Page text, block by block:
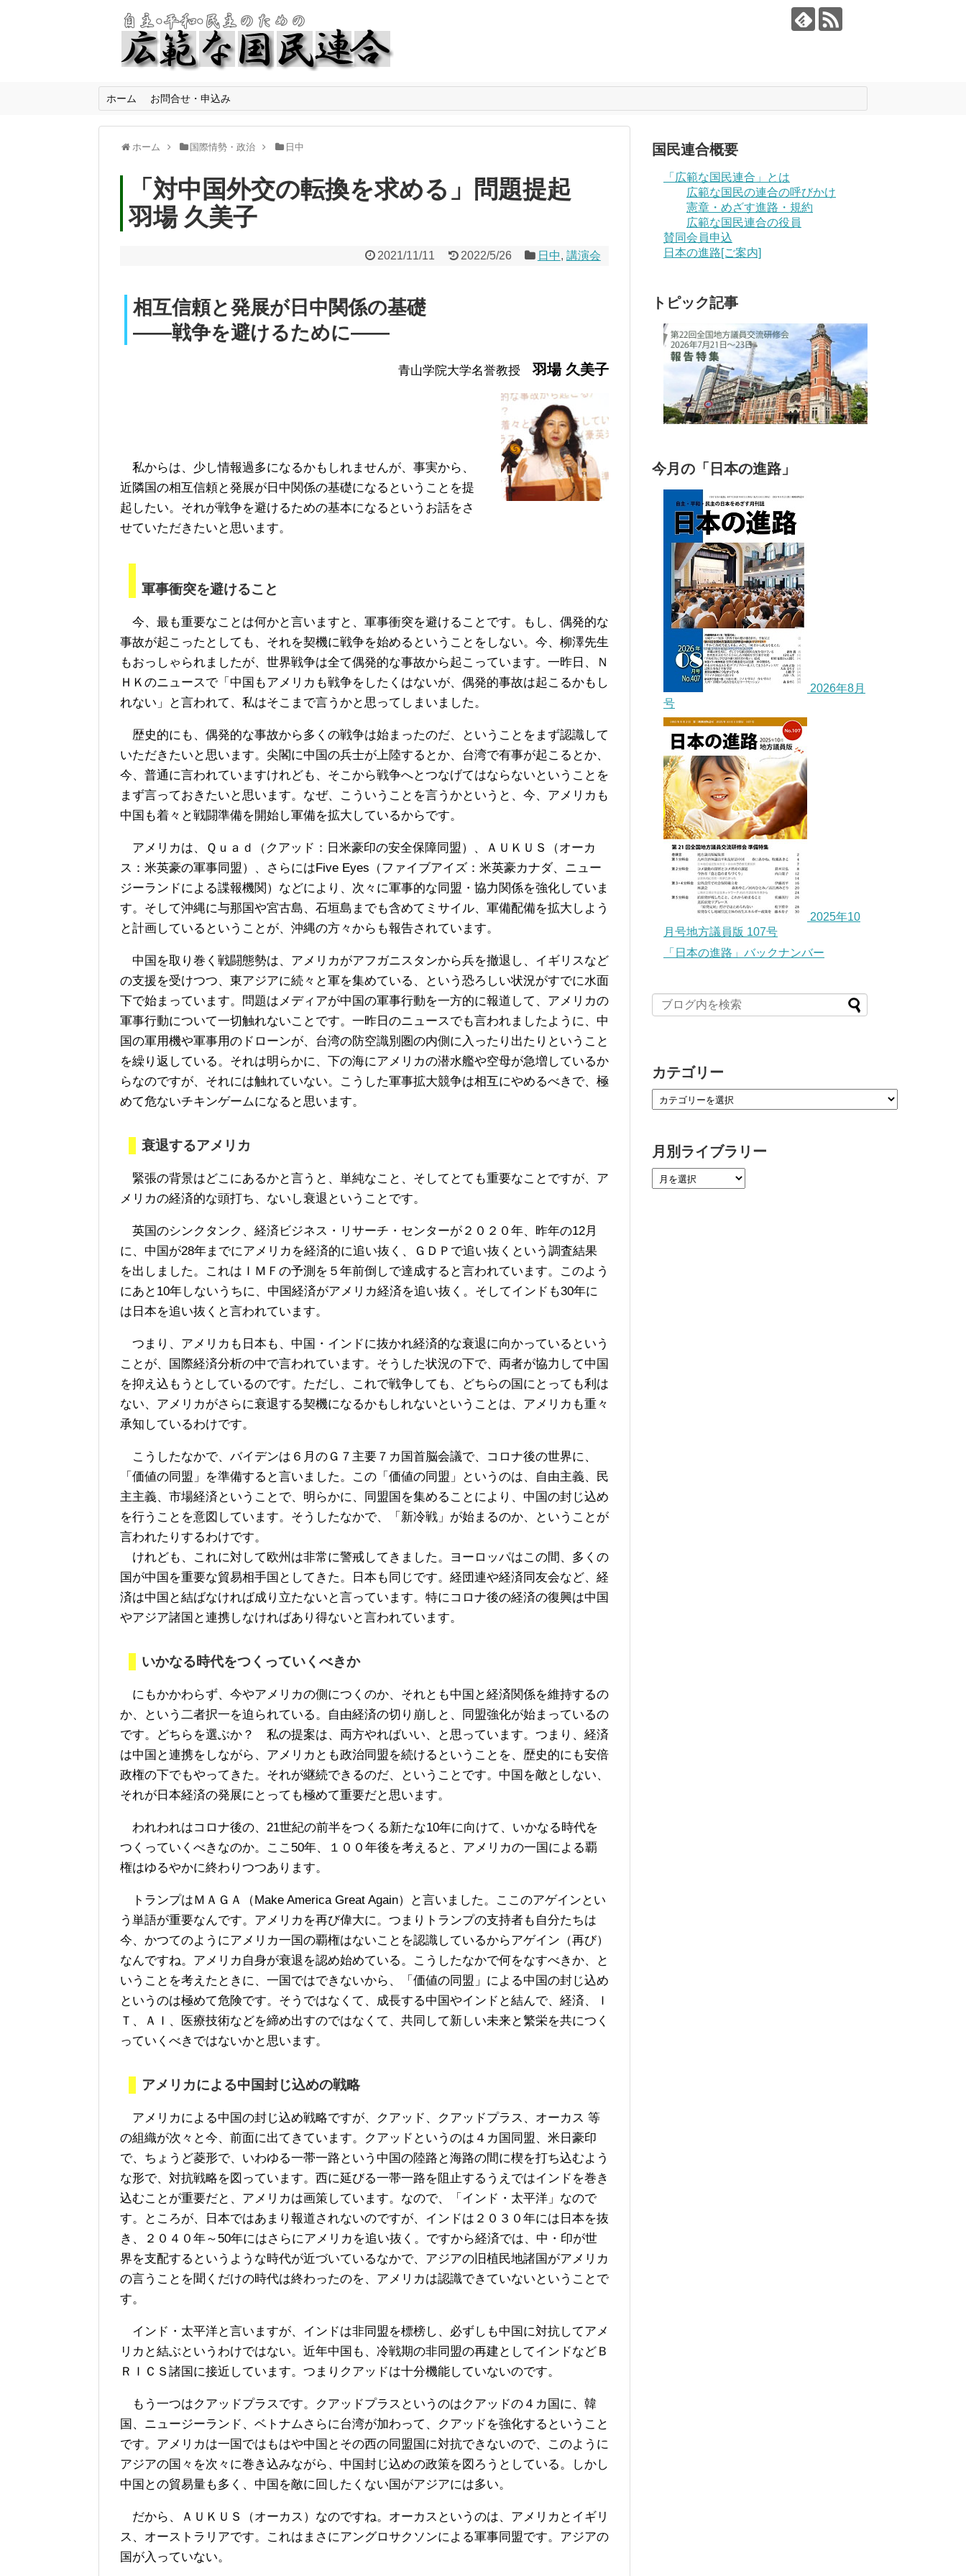
ホーム お問合せ・申込み
ホーム 国際情勢・政治 日中
「対中国外交の転換を求める」問題提起
羽場 久美子
2021/11/11 2022/5/26 日中, 講演会
相互信頼と発展が日中関係の基礎
――戦争を避けるために――
青山学院大学名誉教授羽場 久美子
私からは、少し情報過多になるかもしれませんが、事実から、
近隣国の相互信頼と発展が日中関係の基礎になるということを提
起したい。それが戦争を避けるための基本になるというお話をさ
せていただきたいと思います。
軍事衝突を避けること
今、最も重要なことは何かと言いますと、軍事衝突を避けることです。もし、偶発的な
事故が起こったとしても、それを契機に戦争を始めるということをしない。今、柳澤先生
もおっしゃられましたが、世界戦争は全て偶発的な事故から起こっています。一昨日、Ｎ
ＨＫのニュースで「中国もアメリカも戦争をしたくはないが、偶発的事故は起こるかもし
れない」と言われて、私はそこまで言うかと思ってしまいました。
歴史的にも、偶発的な事故から多くの戦争は始まったのだ、ということをまず認識して
いただきたいと思います。尖閣に中国の兵士が上陸するとか、台湾で有事が起こるとか、
今、普通に言われていますけれども、そこから戦争へとつなげてはならないということを
まず言っておきたいと思います。なぜ、こういうことを言うかというと、今、アメリカも
中国も着々と戦闘準備を開始し軍備を拡大しているからです。
アメリカは、Ｑｕａｄ（クアッド：日米豪印の安全保障同盟）、ＡＵＫＵＳ（オーカ
ス：米英豪の軍事同盟）、さらにはFive Eyes（ファイブアイズ：米英豪カナダ、ニュー
ジーランドによる諜報機関）などにより、次々に軍事的な同盟・協力関係を強化していま
す。そして沖縄に与那国や宮古島、石垣島までも含めてミサイル、軍備配備を拡大しよう
と計画しているということが、沖縄の方々からも報告されています。
中国を取り巻く戦闘態勢は、アメリカがアフガニスタンから兵を撤退し、イギリスなど
の支援を受けつつ、東アジアに続々と軍を集めている、という恐ろしい状況がすでに水面
下で始まっています。問題はメディアが中国の軍事行動を一方的に報道して、アメリカの
軍事行動について一切触れないことです。一昨日のニュースでも言われましたように、中
国の軍用機や軍事用のドローンが、台湾の防空識別圏の内側に入ったり出たりということ
を繰り返している。それは明らかに、下の海にアメリカの潜水艦や空母が急増しているか
らなのですが、それには触れていない。こうした軍事拡大競争は相互にやめるべきで、極
めて危ないチキンゲームになると思います。
衰退するアメリカ
緊張の背景はどこにあるかと言うと、単純なこと、そしてとても重要なことですが、ア
メリカの経済的な頭打ち、ないし衰退ということです。
英国のシンクタンク、経済ビジネス・リサーチ・センターが２０２０年、昨年の12月
に、中国が28年までにアメリカを経済的に追い抜く、ＧＤＰで追い抜くという調査結果
を出しました。これはＩＭＦの予測を５年前倒しで達成すると言われています。このよう
にあと10年しないうちに、中国経済がアメリカ経済を追い抜く。そしてインドも30年に
は日本を追い抜くと言われています。
つまり、アメリカも日本も、中国・インドに抜かれ経済的な衰退に向かっているという
ことが、国際経済分析の中で言われています。そうした状況の下で、両者が協力して中国
を抑え込もうとしているのです。ただし、これで戦争しても、どちらの国にとっても利は
ない、アメリカがさらに衰退する契機になるかもしれないということは、アメリカも重々
承知しているわけです。
こうしたなかで、バイデンは６月のＧ７主要７カ国首脳会議で、コロナ後の世界に、
「価値の同盟」を準備すると言いました。この「価値の同盟」というのは、自由主義、民
主主義、市場経済ということで、明らかに、同盟国を集めることにより、中国の封じ込め
を行うことを意図しています。そうしたなかで、「新冷戦」が始まるのか、ということが
言われたりするわけです。
けれども、これに対して欧州は非常に警戒してきました。ヨーロッパはこの間、多くの
国が中国を重要な貿易相手国としてきた。日本も同じです。経団連や経済同友会など、経
済は中国と結ばなければ成り立たないと言っています。特にコロナ後の経済の復興は中国
やアジア諸国と連携しなければあり得ないと言われています。
いかなる時代をつくっていくべきか
にもかかわらず、今やアメリカの側につくのか、それとも中国と経済関係を維持するの
か、という二者択一を迫られている。自由経済の切り崩しと、同盟強化が始まっているの
です。どちらを選ぶか？ 私の提案は、両方やればいい、と思っています。つまり、経済
は中国と連携をしながら、アメリカとも政治同盟を続けるということを、歴史的にも安倍
政権の下でもやってきた。それが継続できるのだ、ということです。中国を敵としない、
それが日本経済の発展にとっても極めて重要だと思います。
われわれはコロナ後の、21世紀の前半をつくる新たな10年に向けて、いかなる時代を
つくっていくべきなのか。ここ50年、１００年後を考えると、アメリカの一国による覇
権はゆるやかに終わりつつあります。
トランプはＭＡＧＡ（Make America Great Again）と言いました。ここのアゲインとい
う単語が重要なんです。アメリカを再び偉大に。つまりトランプの支持者も自分たちは
今、かつてのようにアメリカ一国の覇権はないことを認識しているからアゲイン（再び）
なんですね。アメリカ自身が衰退を認め始めている。こうしたなかで何をなすべきか、と
いうことを考えたときに、一国ではできないから、「価値の同盟」による中国の封じ込め
というのは極めて危険です。そうではなくて、成長する中国やインドと結んで、経済、Ｉ
Ｔ、ＡＩ、医療技術などを締め出すのではなくて、共同して新しい未来と繁栄を共につく
っていくべきではないかと思います。
アメリカによる中国封じ込めの戦略
アメリカによる中国の封じ込め戦略ですが、クアッド、クアッドプラス、オーカス 等
の組織が次々と今、前面に出てきています。クアッドというのは４カ国同盟、米日豪印
で、ちょうど菱形で、いわゆる一帯一路という中国の陸路と海路の間に楔を打ち込むよう
な形で、対抗戦略を図っています。西に延びる一帯一路を阻止するうえではインドを巻き
込むことが重要だと、アメリカは画策しています。なので、「インド・太平洋」なので
す。ところが、日本ではあまり報道されないのですが、インドは２０３０年には日本を抜
き、２０４０年～50年にはさらにアメリカを追い抜く。ですから経済では、中・印が世
界を支配するというような時代が近づいているなかで、アジアの旧植民地諸国がアメリカ
の言うことを聞くだけの時代は終わったのを、アメリカは認識できていないということで
す。
インド・太平洋と言いますが、インドは非同盟を標榜し、必ずしも中国に対抗してアメ
リカと結ぶというわけではない。近年中国も、冷戦期の非同盟の再建としてインドなどＢ
ＲＩＣＳ諸国に接近しています。つまりクアッドは十分機能していないのです。
もう一つはクアッドプラスです。クアッドプラスというのはクアッドの４カ国に、韓
国、ニュージーランド、ベトナムさらに台湾が加わって、クアッドを強化するということ
です。アメリカは一国ではもはや中国とその西の同盟国に対抗できないので、このように
アジアの国々を次々に巻き込みながら、中国封じ込めの政策を図ろうとしている。しかし
中国との貿易量も多く、中国を敵に回したくない国がアジアには多い。
だから、ＡＵＫＵＳ（オーカス）なのですね。オーカスというのは、アメリカとイギリ
ス、オーストラリアです。これはまさにアングロサクソンによる軍事同盟です。アジアの
国が入っていない。
国民連合概要
「広範な国民連合」とは
広範な国民の連合の呼びかけ
憲章・めざす進路・規約
広範な国民連合の役員
賛同会員申込
日本の進路[ご案内]
トピック記事
今月の「日本の進路」
2026年8月
号
2025年10
月号地方議員版 107号
「日本の進路」バックナンバー
カテゴリー
月別ライブラリー